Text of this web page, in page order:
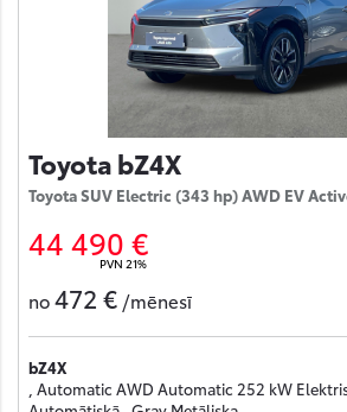
Toyota bZ4X
Toyota SUV Electric (343 hp) AWD EV
44 490 €
PVN 21%
no472 € /mēnesī
bZ4X
, Automatic AWD Automatic 252 kW